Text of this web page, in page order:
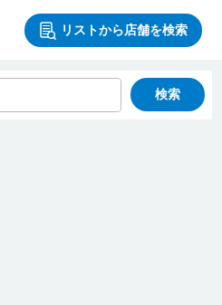
リストから店舗を検索
検索